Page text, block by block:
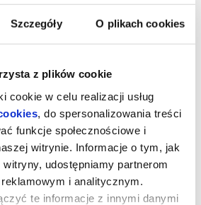
Szczegóły O plikach cookies
z plików cookie
cookie w celu realizacji usług
, do spersonalizowania treści
funkcje społecznościowe i
witrynie. Informacje o tym, jak
udostępniamy partnerom
i analitycznym.
te informacje z innymi danymi